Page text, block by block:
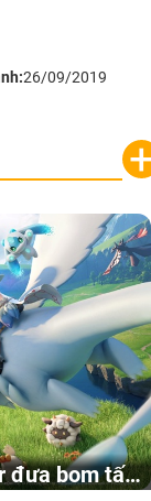
26/09/2019
đưa bom tấn